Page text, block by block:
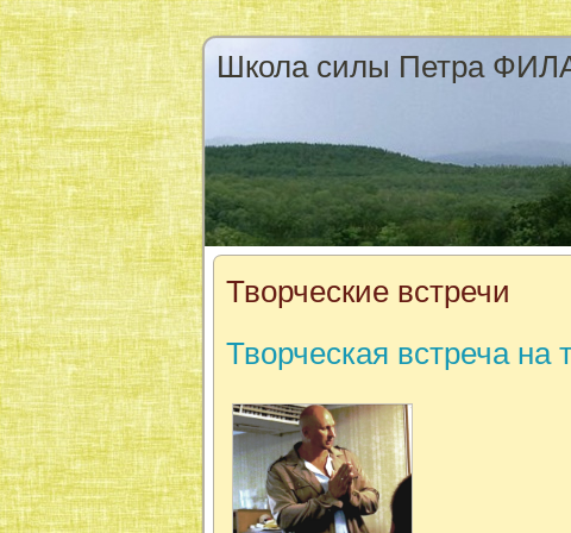
Школа силы Петра
Творческие встречи
Творческая встреча на